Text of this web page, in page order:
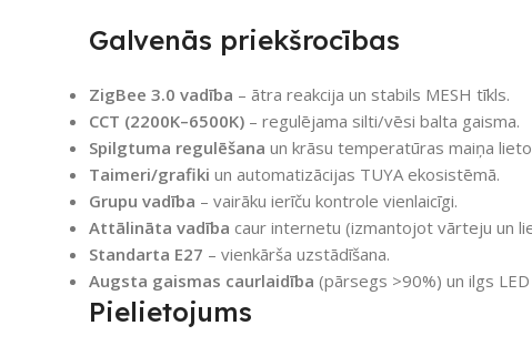
Galvenās priekšrocības
ZigBee 3.0 vadība – ātra reakcija un stabils MESH tīkls.
CCT (2200K–6500K) – regulējama silti/vēsi balta gaisma.
Spilgtuma regulēšana un krāsu temperatūras maiņa
Taimeri/grafiki un automatizācijas TUYA ekosistēmā.
Grupu vadība – vairāku ierīču kontrole vienlaicīgi.
Attālināta vadība caur internetu (izmantojot vārteju un
Standarta E27 – vienkārša uzstādīšana.
Augsta gaismas caurlaidība (pārsegs >90%) un ilgs
Pielietojums